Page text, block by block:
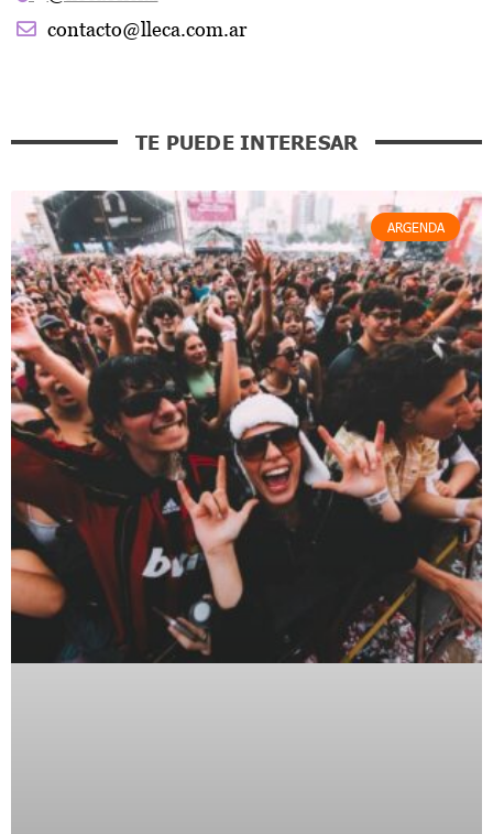
contacto@lleca.com.ar
TE PUEDE INTERESAR
ARGENDA